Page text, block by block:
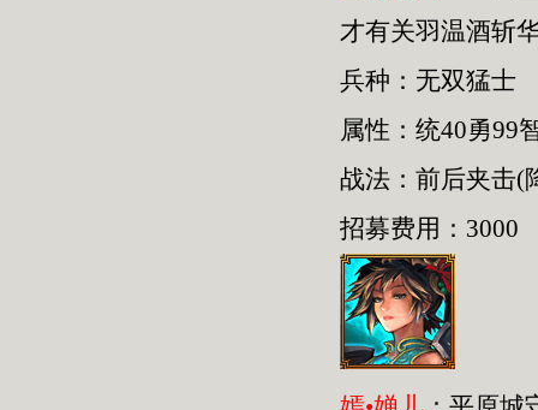
才有关羽温酒斩
兵种：无双猛士
属性：统40勇99
战法：前后夹击(
招募费用：3000